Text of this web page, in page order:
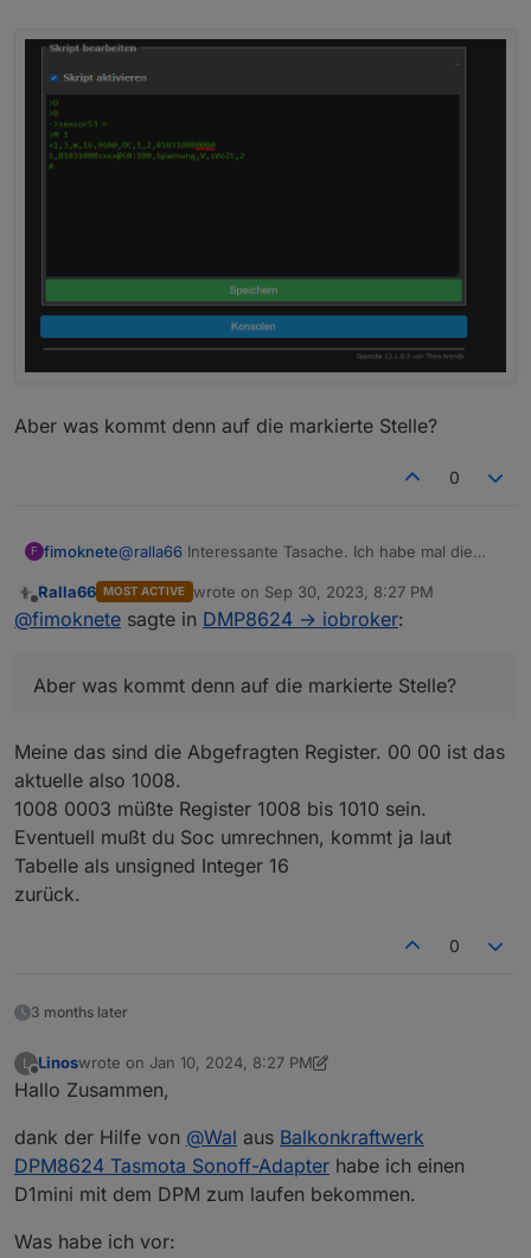
Aber was kommt denn auf die markierte Stelle?
0
F fimoknete@ralla66 Interessante Tasache. Ich habe mal die
man Muster.
Offline
Ralla66 MOST ACTIVE wrote on Sep 30, 2023, 8:27 PM
last edited by
@fimoknete sagte in DMP8624 -> iobroker:
Aber was kommt denn auf die markierte Stelle?
Meine das sind die Abgefragten Register. 00 00 ist das
aktuelle also 1008.
1008 0003 müßte Register 1008 bis 1010 sein.
Eventuell mußt du Soc umrechnen, kommt ja laut
Tabelle als unsigned Integer 16
zurück.
0
3 months later
L
Offline
Linoswrote on Jan 10, 2024, 8:27 PM
last edited by LinosJan 10, 2024, 9:29 PM
Hallo Zusammen,
dank der Hilfe von @Wal aus Balkonkraftwerk
DPM8624 Tasmota Sonoff-Adapter habe ich einen
D1mini mit dem DPM zum laufen bekommen.
Was habe ich vor: